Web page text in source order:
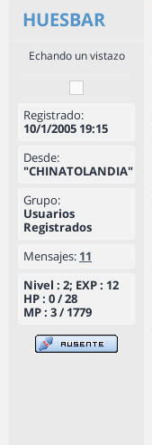
HUESBAR
Echando un vistazo
Registrado:
10/1/2005 19:15
Desde:
"CHINATOLANDIA"
Grupo:
Usuarios
Registrados
Mensajes: 11
Nivel : 2; EXP : 12
HP : 0 / 28
MP : 3 / 1779